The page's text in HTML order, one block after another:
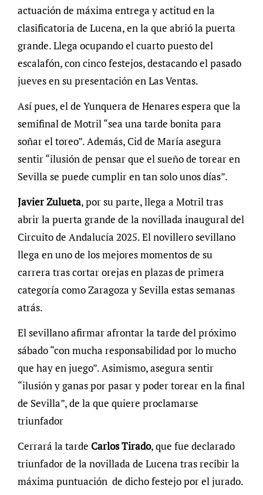
actuación de máxima entrega y actitud en la
clasificatoria de Lucena, en la que abrió la puerta
grande. Llega ocupando el cuarto puesto del
escalafón, con cinco festejos, destacando el pasado
jueves en su presentación en Las Ventas.
Así pues, el de Yunquera de Henares espera que la
semifinal de Motril “sea una tarde bonita para
soñar el toreo”. Además, Cid de María asegura
sentir “ilusión de pensar que el sueño de torear en
Sevilla se puede cumplir en tan solo unos días”.
Javier Zulueta, por su parte, llega a Motril tras
abrir la puerta grande de la novillada inaugural del
Circuito de Andalucía 2025. El novillero sevillano
llega en uno de los mejores momentos de su
carrera tras cortar orejas en plazas de primera
categoría como Zaragoza y Sevilla estas semanas
atrás.
El sevillano afirmar afrontar la tarde del próximo
sábado “con mucha responsabilidad por lo mucho
que hay en juego”. Asimismo, asegura sentir
“ilusión y ganas por pasar y poder torear en la final
de Sevilla”, de la que quiere proclamarse
triunfador
Cerrará la tarde Carlos Tirado, que fue declarado
triunfador de la novillada de Lucena tras recibir la
máxima puntuación de dicho festejo por el jurado.